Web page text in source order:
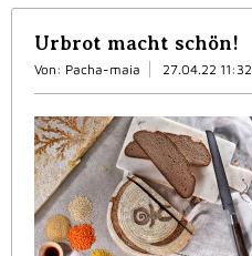
Urbrot macht schön!
Von: Pacha-maia 27.04.22 11:32